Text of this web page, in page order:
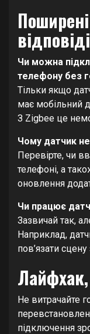
відповіді
Чи можна
телефону без
Тільки якщо
має мобільний
З Zigbee це
Чому датчик не
Перевірте, чи
телефоні, а
оновлення
Чи працює
Зазвичай так,
Наприклад,
пов’язати
Не витрачайте
підключення